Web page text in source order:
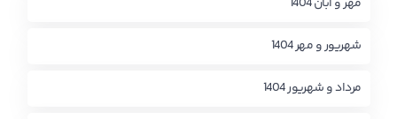
شهریور و مهر 1404
مرداد و شهریور 1404